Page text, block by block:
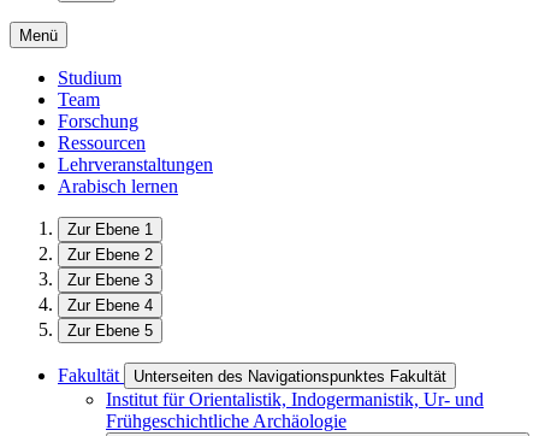
Menü
Studium
Team
Forschung
Ressourcen
Lehrveranstaltungen
Arabisch lernen
Zur Ebene 1
Zur Ebene 2
Zur Ebene 3
Zur Ebene 4
Zur Ebene 5
Fakultät Unterseiten des Navigationspunktes Fakultät
Institut für Orientalistik, Indogermanistik, Ur- und
Frühgeschichtliche Archäologie